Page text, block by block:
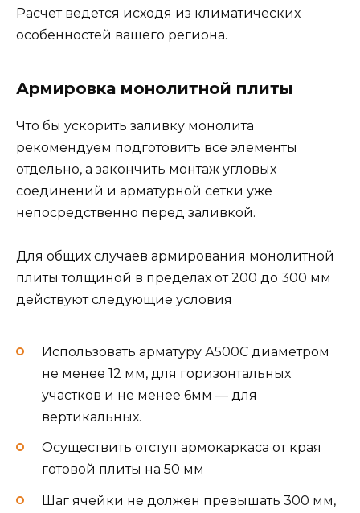
Расчет ведется исходя из климатических
особенностей вашего региона.
Армировка монолитной плиты
Что бы ускорить заливку монолита
рекомендуем подготовить все элементы
отдельно, а закончить монтаж угловых
соединений и арматурной сетки уже
непосредственно перед заливкой.
Для общих случаев армирования монолитной
плиты толщиной в пределах от 200 до 300 мм
действуют следующие условия
Использовать арматуру А500С диаметром
не менее 12 мм, для горизонтальных
участков и не менее 6мм — для
вертикальных.
Осуществить отступ армокаркаса от края
готовой плиты на 50 мм
Шаг ячейки не должен превышать 300 мм,